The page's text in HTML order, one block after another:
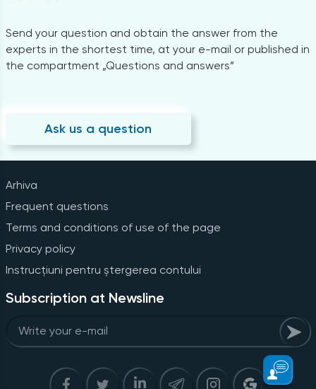
Send your question and obtain the answer from the
experts in the shortest time, at your e-mail or published in
the compartment „Questions and answers”
Ask us a question
Arhiva
Frequent questions
Terms and conditions of use of the page
Privacy policy
Instrucțiuni pentru ștergerea contului
Subscription at Newsline